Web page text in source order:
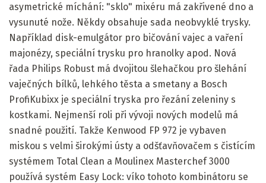
asymetrické míchání: "sklo" mixéru má zakřivené dno a
vysunuté nože. Někdy obsahuje sada neobvyklé trysky.
Například disk-emulgátor pro bičování vajec a vaření
majonézy, speciální trysku pro hranolky apod. Nová
řada Philips Robust má dvojitou šlehačkou pro šlehání
vaječných bílků, lehkého těsta a smetany a Bosch
ProfiKubixx je speciální tryska pro řezání zeleniny s
kostkami. Nejmenší roli při vývoji nových modelů má
snadné použití. Takže Kenwood FP 972 je vybaven
miskou s velmi širokými ústy a odšťavňovačem s čistícím
systémem Total Clean a Moulinex Masterchef 3000
používá systém Easy Lock: víko tohoto kombinátoru se